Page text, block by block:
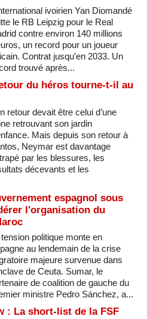
ivoirien Yan Diomandé
le RB Leipzig pour le Real
contre environ 140 millions
un record pour un joueur
Contrat jusqu'en 2033. Un
trouvé après...
du héros tourne-t-il au
retour devait être celui d’une
retrouvant son jardin
Mais depuis son retour à
Neymar est davantage
par les blessures, les
décevants et les
espagnol sous
l'organisation du
tension politique monte en
au lendemain de la crise
majeure survenue dans
de Ceuta. Sumar, le
de coalition de gauche du
ministre Pedro Sánchez, a...
: La short-list de la FSF